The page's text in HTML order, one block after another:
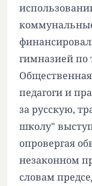
гимназией по
педагоги и
за русскую,
школу"
опровергая
незаконном
словам